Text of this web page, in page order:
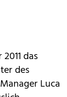
das
des
Luca